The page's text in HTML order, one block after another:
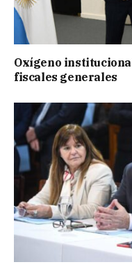
Oxígeno
fiscales generales